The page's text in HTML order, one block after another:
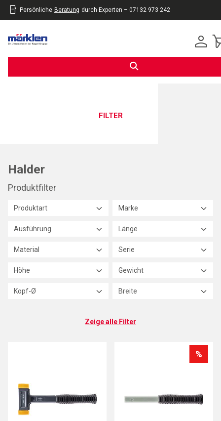
Persönliche Beratung durch Experten – 07132 973 242
FILTER
Halder
Produktfilter
Produktart Marke
Ausführung Länge
Material Serie
Höhe Gewicht
Kopf-Ø Breite
Zeige alle Filter
%